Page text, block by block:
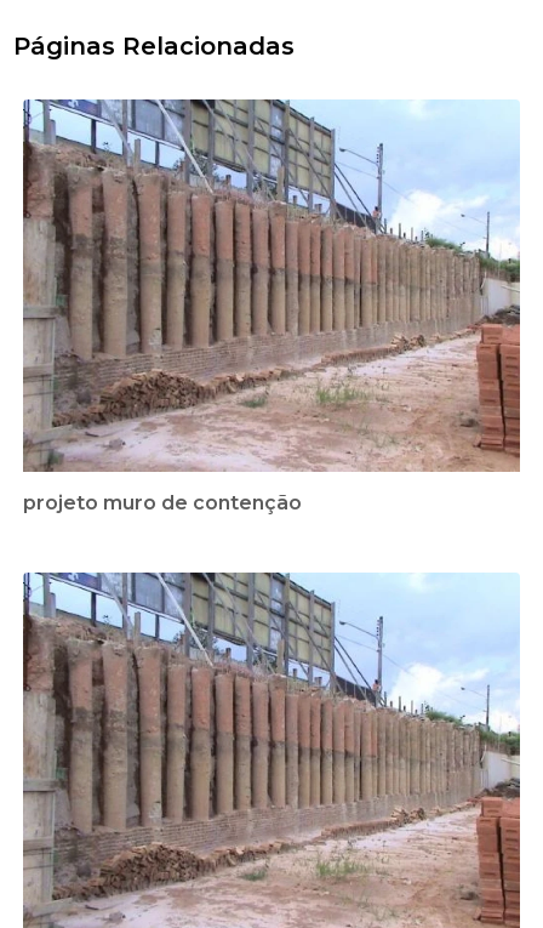
Páginas Relacionadas
projeto muro de contenção